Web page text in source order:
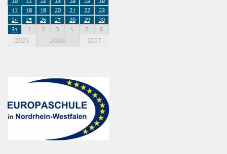
17
18 19 20 21 22
23
24
25 26 27 28 29
30
31
1 2 3 4 5 6
2025 2026 2027